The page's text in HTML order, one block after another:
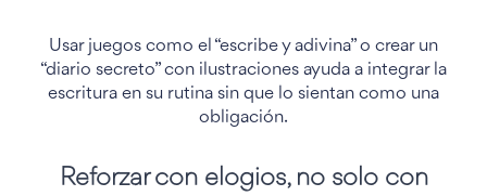
Usar juegos como el “escribe y adivina” o crear un
“diario secreto” con ilustraciones ayuda a integrar la
escritura en su rutina sin que lo sientan como una
obligación.
Reforzar con elogios, no solo con